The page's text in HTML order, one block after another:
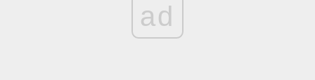
ad